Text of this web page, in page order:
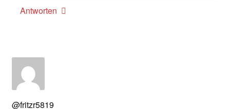
Antworten
@fritzr5819